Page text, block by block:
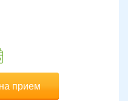
прием